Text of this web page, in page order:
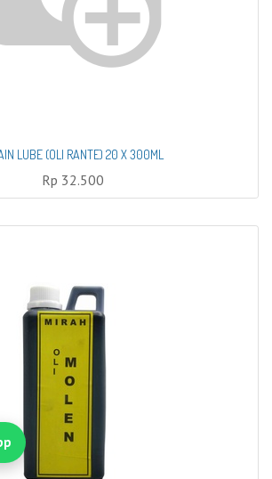
LUBE (OLI RANTE) 20 X 300ML
Rp 32.500